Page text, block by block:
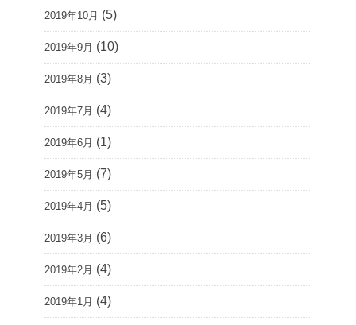
2019年10月 (5)
2019年9月 (10)
2019年8月 (3)
2019年7月 (4)
2019年6月 (1)
2019年5月 (7)
2019年4月 (5)
2019年3月 (6)
2019年2月 (4)
2019年1月 (4)